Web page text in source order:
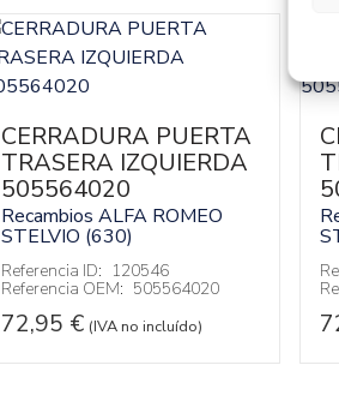
CERRADURA PUERTA
TRASERA IZQUIERDA
505564020
Recambios ALFA ROMEO
STELVIO (630)
Referencia ID: 120546
Referencia OEM: 505564020
72,95 € (IVA no incluído)